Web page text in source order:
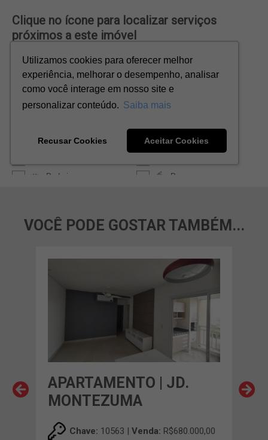
VOCÊ PODE GOSTAR TAMBÉM...
APARTAMENTO | JD.
MONTEZUMA
Chave: 10563 | Venda: R$680.000,00